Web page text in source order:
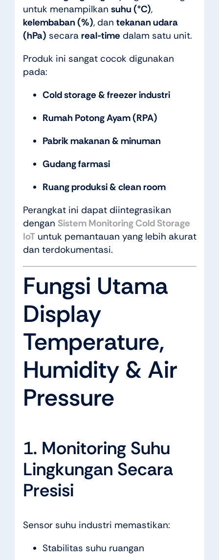
untuk menampilkan suhu (°C),
kelembaban (%), dan tekanan udara
(hPa) secara real-time dalam satu unit.
Produk ini sangat cocok digunakan
pada:
Cold storage & freezer industri
Rumah Potong Ayam (RPA)
Pabrik makanan & minuman
Gudang farmasi
Ruang produksi & clean room
Perangkat ini dapat diintegrasikan
dengan Sistem Monitoring Cold Storage
IoTuntuk pemantauan yang lebih akurat
dan terdokumentasi.
Fungsi Utama
Display
Temperature,
Humidity & Air
Pressure
1. Monitoring Suhu
Lingkungan Secara
Presisi
Sensor suhu industri memastikan:
Stabilitas suhu ruangan